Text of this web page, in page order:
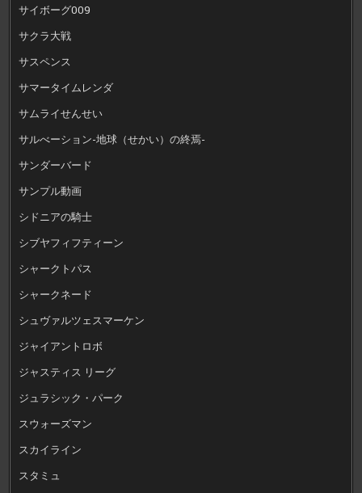
サイボーグ009
サクラ大戦
サスペンス
サマータイムレンダ
サムライせんせい
サルべーション-地球（せかい）の終焉-
サンダーバード
サンプル動画
シドニアの騎士
シブヤフィフティーン
シャークトパス
シャークネード
シュヴァルツェスマーケン
ジャイアントロボ
ジャスティス リーグ
ジュラシック・パーク
スウォーズマン
スカイライン
スタミュ